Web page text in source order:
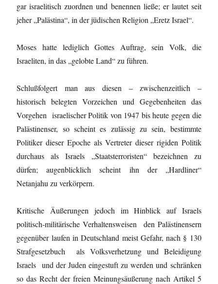
gar israelitisch zuordnen und benennen ließe; er lautet seit
jeher „Palästina“, in der jüdischen Religion „Eretz Israel“.
Moses hatte lediglich Gottes Auftrag, sein Volk, die
Israeliten, in das „gelobte Land“ zu führen.
Schlußfolgert man aus diesen – zwischenzeitlich –
historisch belegten Vorzeichen und Gegebenheiten das
Vorgehen israelischer Politik von 1947 bis heute gegen die
Palästinenser, so scheint es zulässig zu sein, bestimmte
Politiker dieser Epoche als Vertreter dieser rigiden Politik
durchaus als Israels „Staatsterroristen“ bezeichnen zu
dürfen; augenblicklich scheint ihn der „Hardliner“
Netanjahu zu verkörpern.
Kritische Äußerungen jedoch im Hinblick auf Israels
politisch-militärische Verhaltensweisen den Palästinensern
gegenüber laufen in Deutschland meist Gefahr, nach § 130
Strafgesetzbuch als Volksverhetzung und Beleidigung
Israels und der Juden eingestuft zu werden und schränken
so das Recht der freien Meinungsäußerung nach Artikel 5